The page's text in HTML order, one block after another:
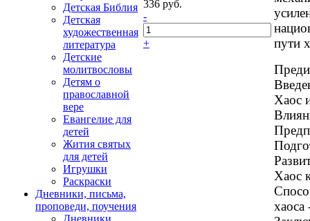
Детская Библия
Детская
художественная
литература
Детские
молитвословы
Детям о
православной
вере
Евангелие для
детей
Жития святых
для детей
Игрушки
Раскраски
Дневники, письма,
проповеди, поучения
Дневники
336 руб.
-
+
пути
Хаос
Хаос
хаоса